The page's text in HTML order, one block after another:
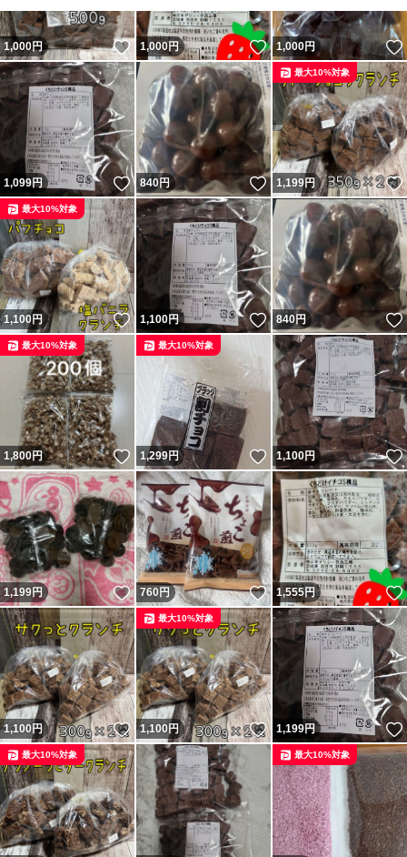
1,000円 いいね！
1,000円 いいね！
1,000円
1,099円 いいね！
840円 いいね！
1,199円
最大10%対象
1,100円 いいね！
最大10%対象
1,100円 いいね！
840円
1,800円 いいね！
最大10%対象
1,299円 いいね！
最大10%対象
1,100円
1,199円 いいね！
760 円 いいね！
1,555円
1,100円 いいね！
1,100円 いいね！
最大10%対象
1,199円
最大10%対象 最大10%対象